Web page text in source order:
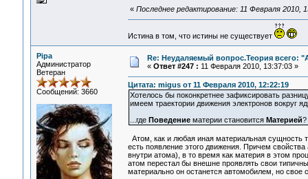
« Последнее редактирование: 11 Февраля 2010,
Истина в том, что истины не существует
Pipa
Администратор
Ветеран
Сообщений: 3660
Re: Неудаляемый вопрос.Теория всего:
« Ответ #247 : 11 Февраля 2010, 13:37:03 »
Цитата: migus от 11 Февраля 2010, 12:22:19
Хотелось бы поконкретнее зафиксировать
имеем траектории движения электронов вокруг
...где Поведениематерии становится Материей
Атом, как и любая иная материальная сущность
есть появление этого движения. Причем
внутри атома), в то время как материя в этом
атом перестал бы внешне проявлять свои
материально он останется автомобилем, но свое